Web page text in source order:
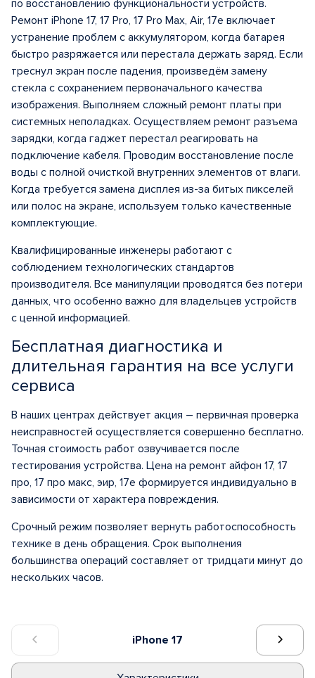
iPhone 17
по восстановлению функциональности устройств.
Ремонт iPhone 17, 17 Pro, 17 Pro Max, Air, 17e включает
устранение проблем с аккумулятором, когда батарея
быстро разряжается или перестала держать заряд. Если
треснул экран после падения, произведём замену
стекла с сохранением первоначального качества
изображения. Выполняем сложный ремонт платы при
системных неполадках. Осуществляем ремонт разъема
зарядки, когда гаджет перестал реагировать на
подключение кабеля. Проводим восстановление после
воды с полной очисткой внутренних элементов от влаги.
Когда требуется замена дисплея из-за битых пикселей
или полос на экране, используем только качественные
комплектующие.
Квалифицированные инженеры работают с
соблюдением технологических стандартов
производителя. Все манипуляции проводятся без потери
данных, что особенно важно для владельцев устройств
с ценной информацией.
Бесплатная диагностика и
длительная гарантия на все услуги
сервиса
В наших центрах действует акция – первичная проверка
неисправностей осуществляется совершенно бесплатно.
Точная стоимость работ озвучивается после
тестирования устройства. Цена на ремонт айфон 17, 17
про, 17 про макс, эир, 17е формируется индивидуально в
зависимости от характера повреждения.
Срочный режим позволяет вернуть работоспособность
технике в день обращения. Срок выполнения
большинства операций составляет от тридцати минут до
нескольких часов.